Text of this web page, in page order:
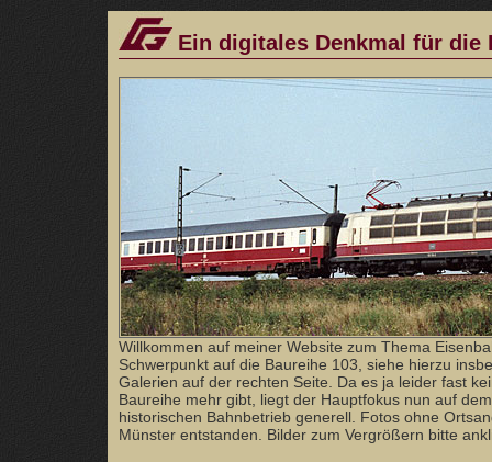
Ein digitales Denkmal für die
Willkommen auf meiner Website zum Thema
Schwerpunkt auf die Baureihe 103, siehe hierzu
Galerien auf der rechten Seite. Da es ja leider fast
Baureihe mehr gibt, liegt der Hauptfokus nun auf
historischen Bahnbetrieb generell. Fotos ohne
Münster entstanden. Bilder zum Vergrößern bitte